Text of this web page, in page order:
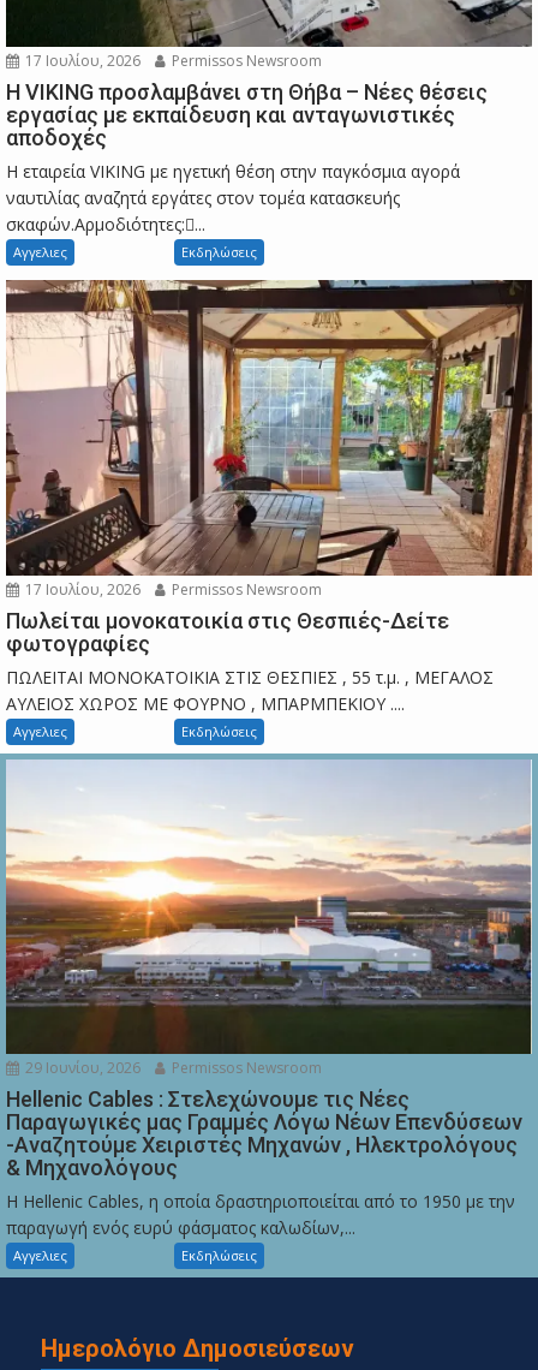
17 Ιουλίου, 2026 Permissos Newsroom
Η VIKING προσλαμβάνει στη Θήβα – Νέες θέσεις
εργασίας με εκπαίδευση και ανταγωνιστικές
αποδοχές
Η εταιρεία VIKING με ηγετική θέση στην παγκόσμια αγορά
ναυτιλίας αναζητά εργάτες στον τομέα κατασκευής
σκαφών.Αρμοδιότητες:...
Αγγελιες Εκδηλώσεις
17 Ιουλίου, 2026 Permissos Newsroom
Πωλείται μονοκατοικία στις Θεσπιές-Δείτε
φωτογραφίες
ΠΩΛΕΙΤΑΙ ΜΟΝΟΚΑΤΟΙΚΙΑ ΣΤΙΣ ΘΕΣΠΙΕΣ , 55 τ.μ. , ΜΕΓΑΛΟΣ
ΑΥΛΕΙΟΣ ΧΩΡΟΣ ΜΕ ΦΟΥΡΝΟ , ΜΠΑΡΜΠΕΚΙΟΥ ....
Αγγελιες Εκδηλώσεις
29 Ιουνίου, 2026 Permissos Newsroom
Hellenic Cables : Στελεχώνουμε τις Νέες
Παραγωγικές μας Γραμμές Λόγω Νέων Επενδύσεων
-Αναζητούμε Χειριστές Μηχανών , Ηλεκτρολόγους
& Μηχανολόγους
Η Hellenic Cables, η οποία δραστηριοποιείται από το 1950 με την
παραγωγή ενός ευρύ φάσματος καλωδίων,...
Αγγελιες Εκδηλώσεις
Ημερολόγιο Δημοσιεύσεων